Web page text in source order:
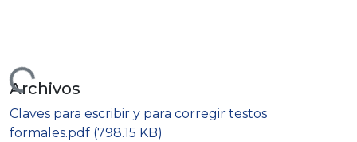
Cargando...
Archivos
Claves para escribir y para corregir testos
formales.pdf (798.15 KB)